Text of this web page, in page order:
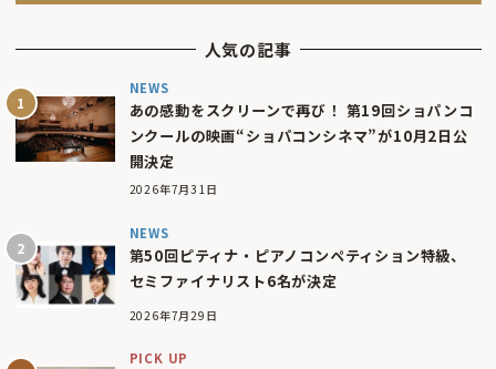
人気の記事
NEWS
あの感動をスクリーンで再び！ 第19回ショパンコ
ンクールの映画“ショパコンシネマ”が10月2日公
開決定
2026年7月31日
NEWS
第50回ピティナ・ピアノコンペティション特級、
セミファイナリスト6名が決定
2026年7月29日
PICK UP